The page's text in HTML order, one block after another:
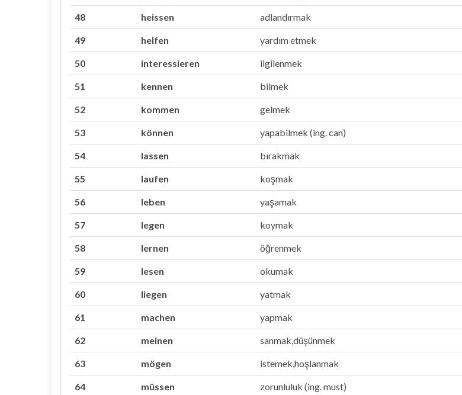
48 heissen adlandırmak
49 helfen yardım etmek
50 interessieren ilgilenmek
51 kennen bilmek
52 kommen gelmek
53 können yapabilmek (ing. can)
54 lassen bırakmak
55 laufen koşmak
56 leben yaşamak
57 legen koymak
58 lernen öğrenmek
59 lesen okumak
60 liegen yatmak
61 machen yapmak
62 meinen sanmak,düşünmek
63 mögen istemek,hoşlanmak
64 müssen zorunluluk (ing. must)